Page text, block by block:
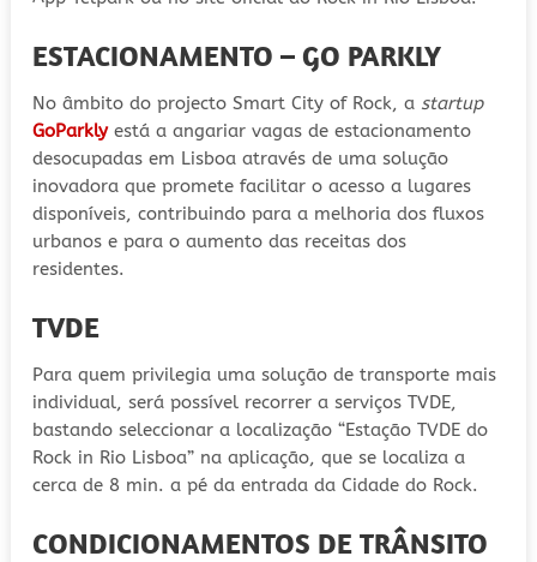
ESTACIONAMENTO – GO PARKLY
No âmbito do projecto Smart City of Rock, a startup
GoParkly está a angariar vagas de estacionamento
desocupadas em Lisboa através de uma solução
inovadora que promete facilitar o acesso a lugares
disponíveis, contribuindo para a melhoria dos fluxos
urbanos e para o aumento das receitas dos
residentes.
TVDE
Para quem privilegia uma solução de transporte mais
individual, será possível recorrer a serviços TVDE,
bastando seleccionar a localização “Estação TVDE do
Rock in Rio Lisboa” na aplicação, que se localiza a
cerca de 8 min. a pé da entrada da Cidade do Rock.
CONDICIONAMENTOS DE TRÂNSITO